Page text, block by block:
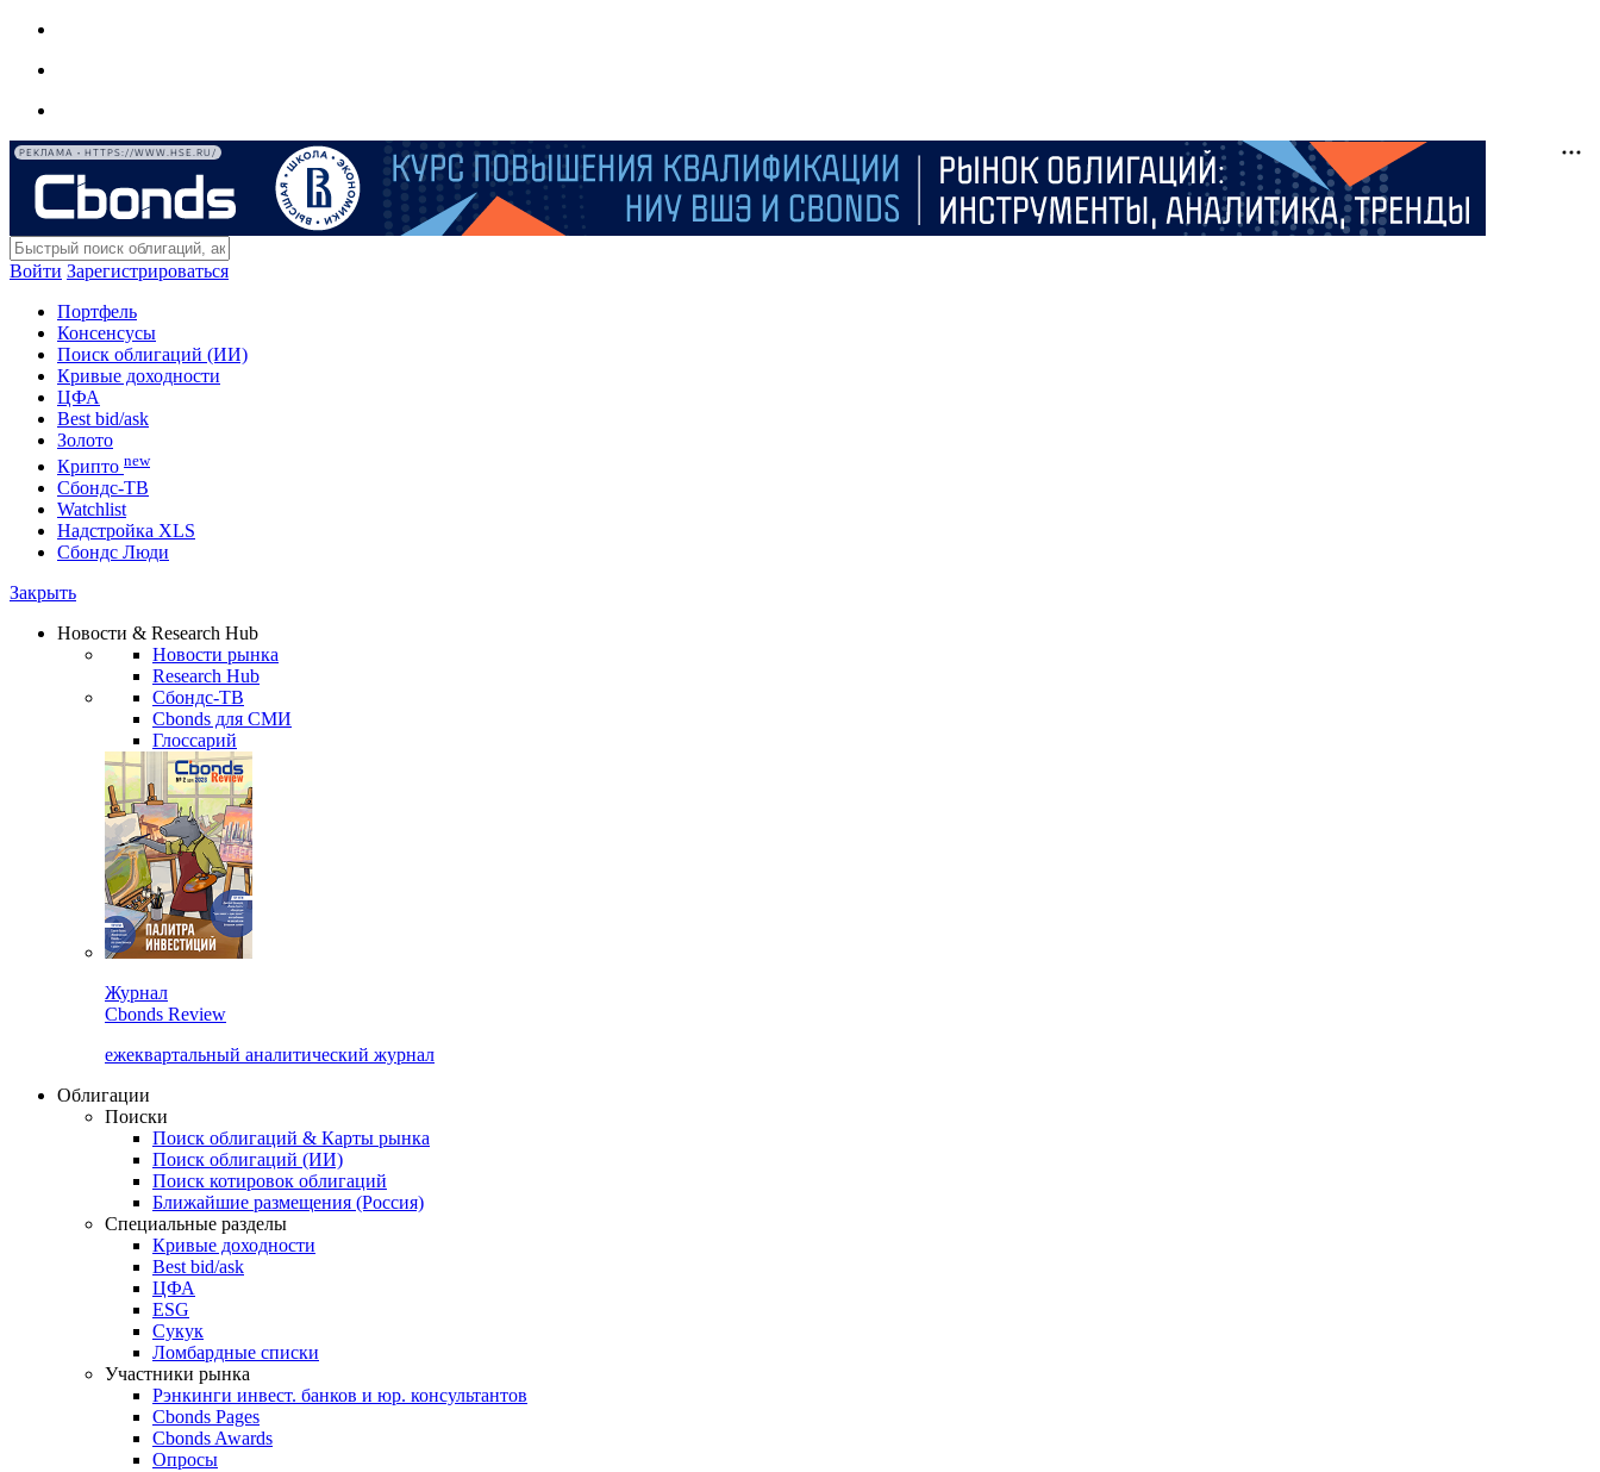
РЕКЛАМА • HTTPS://WWW.HSE.RU/
Войти Зарегистрироваться
Портфель
Консенсусы
Поиск облигаций (ИИ)
Кривые доходности
ЦФА
Best bid/ask
Золото
Крипто new
Сбондс-ТВ
Watchlist
Надстройка XLS
Сбондс Люди
Закрыть
Новости & Research Hub
Новости рынка
Research Hub
Сбондс-ТВ
Cbonds для СМИ
Глоссарий
Журнал
Cbonds Review
ежеквартальный аналитический журнал
Облигации
Поиски
Поиск облигаций & Карты рынка
Поиск облигаций (ИИ)
Поиск котировок облигаций
Ближайшие размещения (Россия)
Специальные разделы
Кривые доходности
Best bid/ask
ЦФА
ESG
Сукук
Ломбардные списки
Участники рынка
Рэнкинги инвест. банков и юр. консультантов
Cbonds Pages
Cbonds Awards
Опросы